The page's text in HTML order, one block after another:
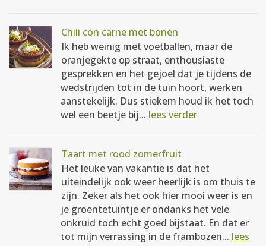
Chili con carne met bonen
Ik heb weinig met voetballen, maar de
oranjegekte op straat, enthousiaste
gesprekken en het gejoel dat je tijdens de
wedstrijden tot in de tuin hoort, werken
aanstekelijk. Dus stiekem houd ik het toch
wel een beetje bij... lees verder
Taart met rood zomerfruit
Het leuke van vakantie is dat het
uiteindelijk ook weer heerlijk is om thuis te
zijn. Zeker als het ook hier mooi weer is en
je groentetuintje er ondanks het vele
onkruid toch echt goed bijstaat. En dat er
tot mijn verrassing in de frambozen... lees